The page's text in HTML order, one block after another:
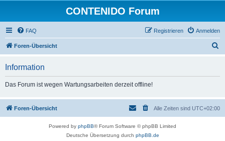
CONTENIDO Forum
FAQ Anmelden
Registrieren
Foren-Übersicht
Information
Das Forum ist wegen Wartungsarbeiten derzeit offline!
Foren-Übersicht Alle Zeiten sind UTC+02:00
Powered by phpBB® Forum Software © phpBB Limited
Deutsche Übersetzung durch phpBB.de